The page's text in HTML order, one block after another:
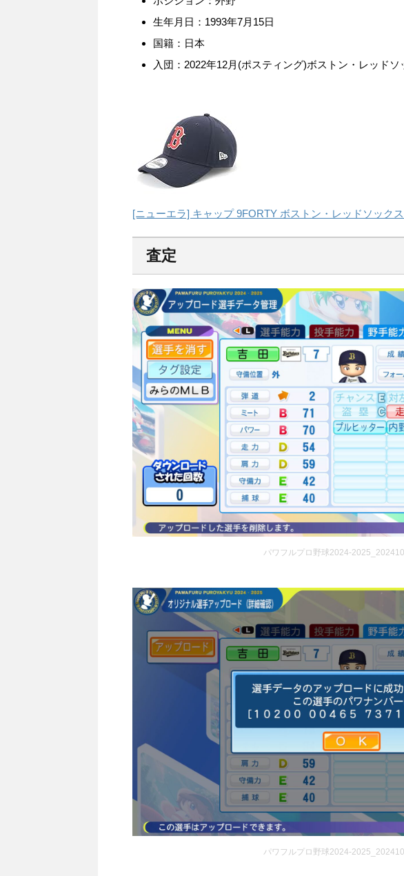
生年月日：1993年7月15日
国籍：日本
入団：2022年12月(ポスティング)ボストン・レッドソ
[ニューエラ] キャップ 9FORTY ボストン・レッドソック
査定
パワフルプロ野球2024-
パワフルプロ野球2024-